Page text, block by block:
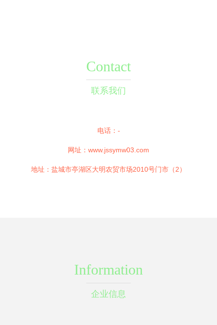
Contact
联系我们
电话：-
网址： www.jssymw03.com
地址：盐城市亭湖区大明农贸市场2010号门市（2）
Information
企业信息